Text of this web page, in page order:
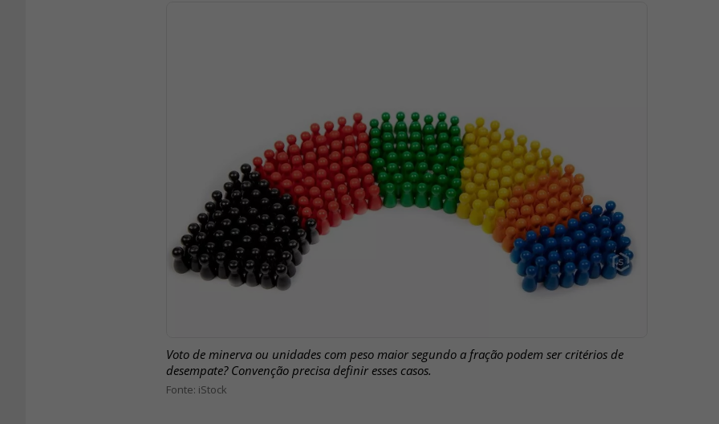
Voto de minerva ou unidades com peso maior segundo a fração podem ser critérios de
desempate? Convenção precisa definir esses casos.
iStock